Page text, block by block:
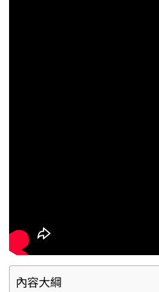
內容大綱